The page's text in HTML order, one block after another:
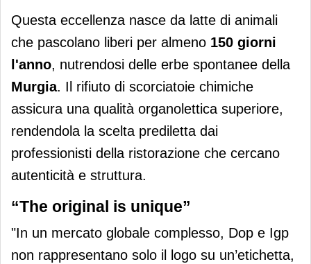
Questa eccellenza nasce da latte di animali
che pascolano liberi per almeno 150 giorni
l'anno, nutrendosi delle erbe spontanee della
Murgia. Il rifiuto di scorciatoie chimiche
assicura una qualità organolettica superiore,
rendendola la scelta prediletta dai
professionisti della ristorazione che cercano
autenticità e struttura.
“The original is unique”
"In un mercato globale complesso, Dop e Igp
non rappresentano solo il logo su un’etichetta,